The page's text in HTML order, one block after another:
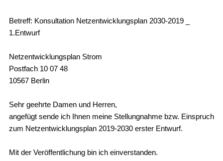
Beteiligung
Archiv
Betreff: Konsultation Netzentwicklungsplan 2030-2019 _
1.Entwurf
Netzentwicklungsplan Strom
Postfach 10 07 48
10567 Berlin
Sehr geehrte Damen und Herren,
angefügt sende ich Ihnen meine Stellungnahme bzw. Einspruch
zum Netzentwicklungsplan 2019-2030 erster Entwurf.
Mit der Veröffentlichung bin ich einverstanden.